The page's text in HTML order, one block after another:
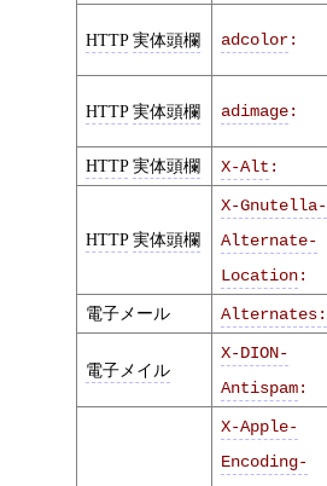
HTTP 実体頭欄 adcolor:
HTTP 実体頭欄 adimage:
HTTP 実体頭欄 X-Alt :
HTTP 実体頭欄
X-Gnutella-
Alternate-
Location:
電子メール
Alternates:
電子メイル
X-DION-
Antispam:
X-Apple-
Encoding-